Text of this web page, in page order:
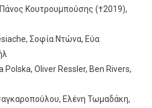
Κουτρουμπούσης (†2019),
Σοφία Ντώνα, Εύα
Oliver Ressler, Ben Rivers,
Ελένη Τωμαδάκη,